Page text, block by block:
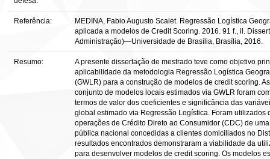
Referência:
MEDINA, Fabio Augusto Scalet. Regressão Logística
aplicada a modelos de Credit Scoring. 2016. 91 f., il.
Administração)—Universidade de Brasília, Brasília, 2016.
Resumo:
A presente dissertação de mestrado teve como objetivo
aplicabilidade da metodologia Regressão Logística
(GWLR) para a construção de modelos de credit scoring.
conjunto de modelos locais estimados via GWLR foram
termos de valor dos coeficientes e significância das
global estimado via Regressão Logística. Foram utilizados
operações de Crédito Direto ao Consumidor (CDC) de
pública nacional concedidas a clientes domiciliados no
resultados encontrados demonstraram a viabilidade da
para desenvolver modelos de credit scoring. Os modelos